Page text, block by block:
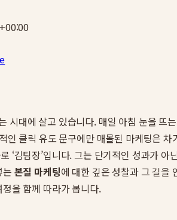
시대에 살고 있습니다. 매일 아침 눈을
인 클릭 유도 문구에만 매몰된 마케팅은
‘김팀장’입니다. 그는 단기적인 성과가
는 본질 마케팅에 대한 깊은 성찰과 그 길을
을 함께 따라가 봅니다.